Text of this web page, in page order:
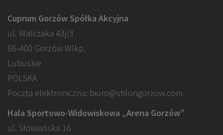
Cuprum Gorzów Spółka Akcyjna
ul. Walczaka 43j/3
66-400 Gorzów Wlkp.
Lubuskie
POLSKA
Poczta elektroniczna: biuro@stilongorzow.com
Hala Sportowo-Widowiskowa „Arena Gorzów”
ul. Słowiańska 16